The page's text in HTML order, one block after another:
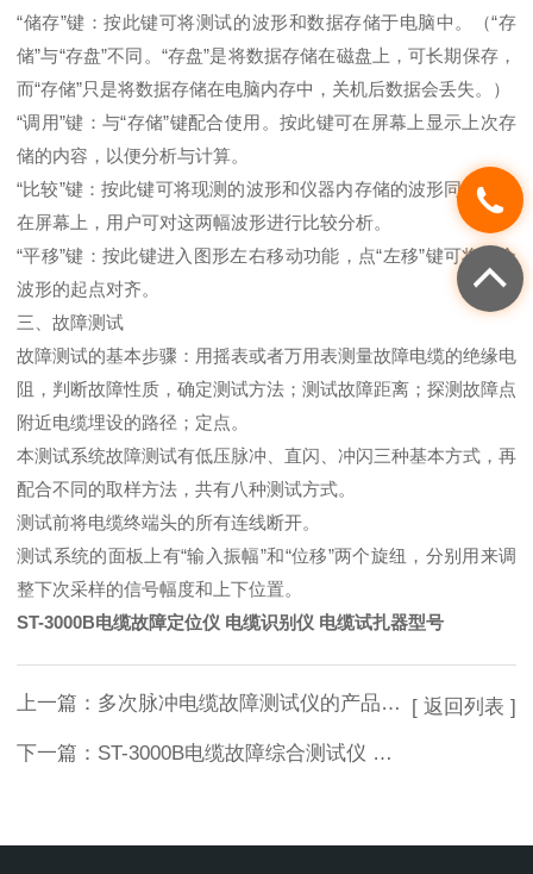
“储存”键：按此键可将测试的波形和数据存储于电脑中。（“存
储”与“存盘”不同。“存盘”是将数据存储在磁盘上，可长期保存，
而“存储”只是将数据存储在电脑内存中，关机后数据会丢失。）
“调用”键：与“存储”键配合使用。按此键可在屏幕上显示上次存
储的内容，以便分析与计算。
“比较”键：按此键可将现测的波形和仪器内存储的波形同时显示
在屏幕上，用户可对这两幅波形进行比较分析。
“平移”键：按此键进入图形左右移动功能，点“左移”键可将两个
波形的起点对齐。
三、故障测试
故障测试的基本步骤：用摇表或者万用表测量故障电缆的绝缘电
阻，判断故障性质，确定测试方法；测试故障距离；探测故障点
附近电缆埋设的路径；定点。
本测试系统故障测试有低压脉冲、直闪、冲闪三种基本方式，再
配合不同的取样方法，共有八种测试方式。
测试前将电缆终端头的所有连线断开。
测试系统的面板上有“输入振幅”和“位移”两个旋纽，分别用来调
整下次采样的信号幅度和上下位置。
ST-3000B电缆故障定位仪 电缆识别仪 电缆试扎器型号
上一篇： 多次脉冲电缆故障测试仪的产品原理
下一篇： ST-3000B电缆故障综合测试仪 矿用电缆故障测试仪批发
[ 返回列表 ]